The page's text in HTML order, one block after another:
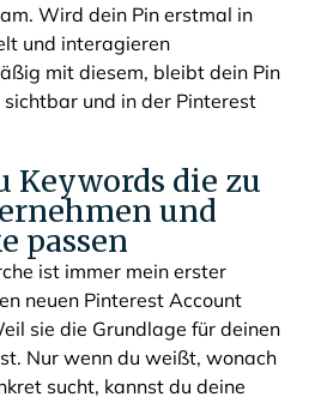
Wird dein Pin erstmal in
und interagieren
mit diesem, bleibt dein Pin
und in der Pinterest
Keywords die zu
und
passen
ist immer mein erster
neuen Pinterest Account
sie die Grundlage für deinen
Nur wenn du weißt, wonach
sucht, kannst du deine